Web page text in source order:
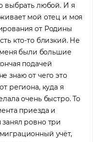
выбрать любой. И я
мой отец и моя
от Родины
кто-то близкий. Не
меня были большие
подачей
знаю от чего это
региона, куда я
очень быстро. То
приезда и
ровно три
учёт,